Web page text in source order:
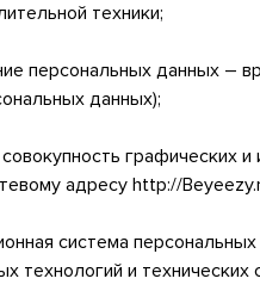
техники;
персональных данных –
данных);
графических
адресу http://
система
технологий и технических